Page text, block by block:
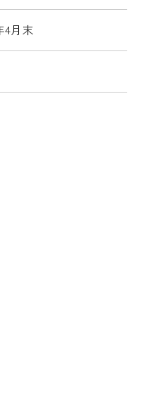
4月末